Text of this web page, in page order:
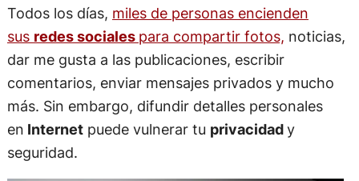
Todos los días, miles de personas encienden
sus redes sociales para compartir fotos, noticias,
dar me gusta a las publicaciones, escribir
comentarios, enviar mensajes privados y mucho
más. Sin embargo, difundir detalles personales
en Internetpuede vulnerar tu privacidady
seguridad.